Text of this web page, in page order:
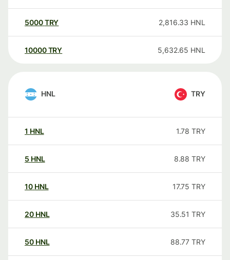
5000TRY 2,816.33 HNL
10000 TRY 5,632.65 HNL
HNL TRY
1 HNL 1.78 TRY
5 HNL 8.88 TRY
10 HNL 17.75 TRY
20 HNL 35.51 TRY
50 HNL 88.77 TRY